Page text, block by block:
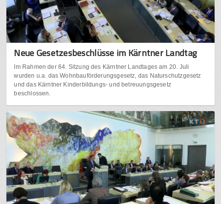
Neue Gesetzesbeschlüsse im Kärntner Landtag
Im Rahmen der 64. Sitzung des Kärntner Landtages am 20. Juli
wurden u.a. das Wohnbauförderungsgesetz, das Naturschutzgesetz
und das Kärntner Kinderbildungs- und betreuungsgesetz
beschlossen.